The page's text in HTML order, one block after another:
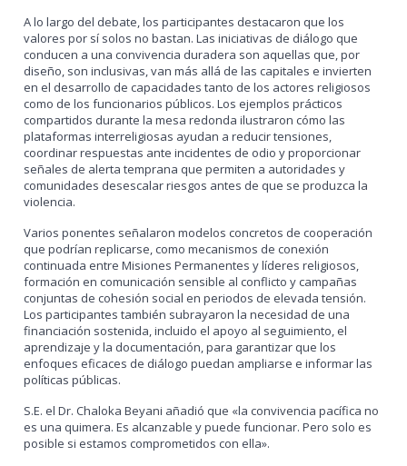
A lo largo del debate, los participantes destacaron que los
valores por sí solos no bastan. Las iniciativas de diálogo que
conducen a una convivencia duradera son aquellas que, por
diseño, son inclusivas, van más allá de las capitales e invierten
en el desarrollo de capacidades tanto de los actores religiosos
como de los funcionarios públicos. Los ejemplos prácticos
compartidos durante la mesa redonda ilustraron cómo las
plataformas interreligiosas ayudan a reducir tensiones,
coordinar respuestas ante incidentes de odio y proporcionar
señales de alerta temprana que permiten a autoridades y
comunidades desescalar riesgos antes de que se produzca la
violencia.
Varios ponentes señalaron modelos concretos de cooperación
que podrían replicarse, como mecanismos de conexión
continuada entre Misiones Permanentes y líderes religiosos,
formación en comunicación sensible al conflicto y campañas
conjuntas de cohesión social en periodos de elevada tensión.
Los participantes también subrayaron la necesidad de una
financiación sostenida, incluido el apoyo al seguimiento, el
aprendizaje y la documentación, para garantizar que los
enfoques eficaces de diálogo puedan ampliarse e informar las
políticas públicas.
S.E. el Dr. Chaloka Beyani añadió que «la convivencia pacífica no
es una quimera. Es alcanzable y puede funcionar. Pero solo es
posible si estamos comprometidos con ella».